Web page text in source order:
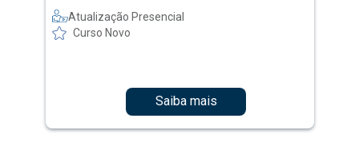
Atualização Presencial
Curso Novo
Saiba mais